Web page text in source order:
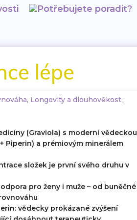
Potřebujete poradit?
lépe
, Longevity a dlouhověkost,
(Graviola) s moderní vědeckou
Piperin) a prémiovým minerálem
složek je první svého druhu v
pro ženy i muže – od buněčné
vědecky prokázané zvýšení